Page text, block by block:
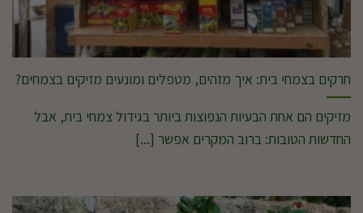
חרקים בצמחי בית: איך מזהים, מטפלים ומונעים מזיקים בצמחים?
מזיקים הם אחת הבעיות הנפוצות ביותר בגידול צמחי בית, אבל
החדשות הטובות: ברוב המקרים אפשר [...]